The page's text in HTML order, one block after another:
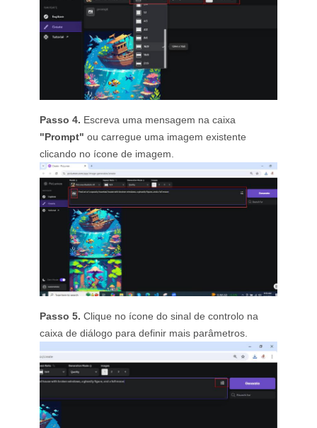
Passo 4. Escreva uma mensagem na caixa
"Prompt" ou carregue uma imagem existente
clicando no ícone de imagem.
Passo 5. Clique no ícone do sinal de controlo na
caixa de diálogo para definir mais parâmetros.